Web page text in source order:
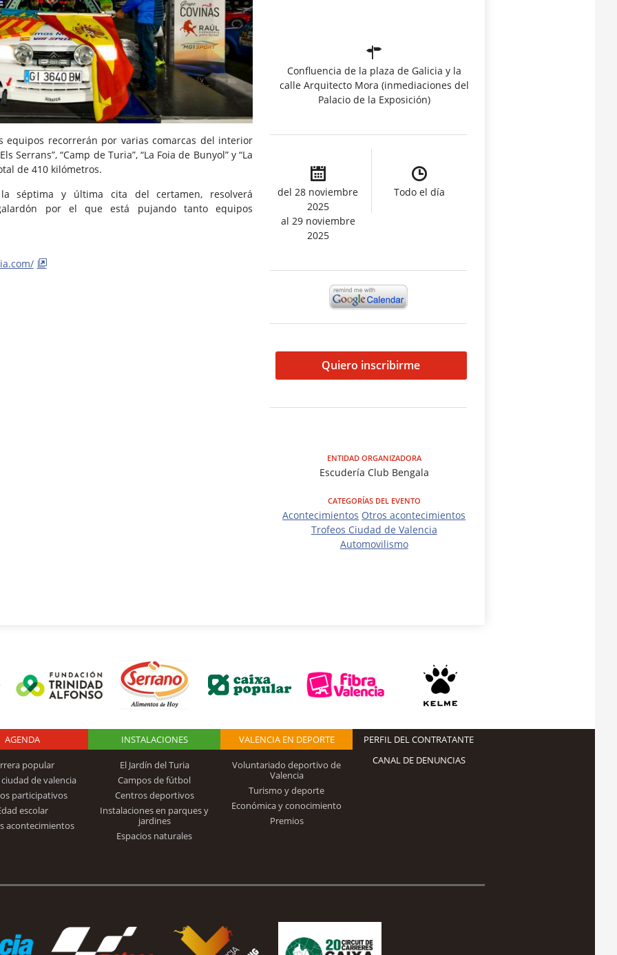
equipos recorrerán por varias comarcas del interior
Serrans”, “Camp de Turia”, “La Foia de Bunyol” y “La
de 410 kilómetros.
séptima y última cita del certamen, resolverá
por el que está pujando tanto equipos
Confluencia de la plaza de Galicia y la
calle Arquitecto Mora (inmediaciones del
Palacio de la Exposición)
del 28 noviembre
2025
al 29 noviembre
2025
Todo el día
Quiero inscribirme
ENTIDAD ORGANIZADORA
Escudería Club Bengala
CATEGORÍAS DEL EVENTO
Acontecimientos Otros acontecimientos
Trofeos Ciudad de Valencia
Automovilismo
Logo Fundación
Trinidad Alfonso
AGENDA
popular
de valencia
participativos
escolar
acontecimientos
INSTALACIONES
El Jardín del Turia
Campos de fútbol
Centros deportivos
Instalaciones en parques y
jardines
Espacios naturales
VALENCIA EN DEPORTE
Voluntariado deportivo de
Valencia
Turismo y deporte
Económica y conocimiento
Premios
PERFIL DEL CONTRATANTE
CANAL DE DENUNCIAS